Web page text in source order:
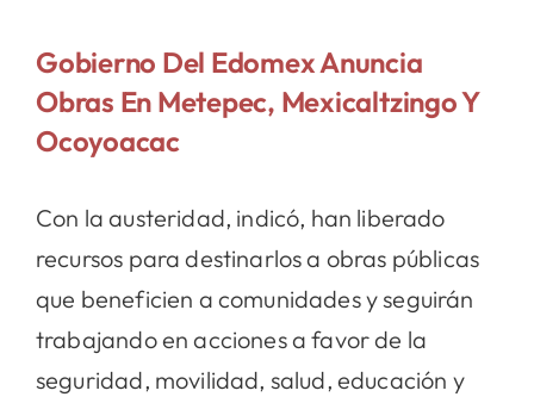
Gobierno Del Edomex Anuncia
Obras En Metepec, Mexicaltzingo Y
Ocoyoacac
Con la austeridad, indicó, han liberado
recursos para destinarlos a obras públicas
que beneficien a comunidades y seguirán
trabajando en acciones a favor de la
seguridad, movilidad, salud, educación y